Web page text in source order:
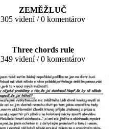
ZEMĚŽLUČ
305 videní / 0 komentárov
Three chords rule
349 videní / 0 komentárov